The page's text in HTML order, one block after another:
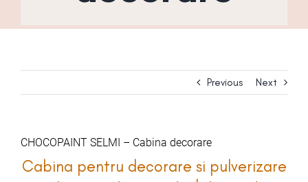
Previous Next
CHOCOPAINT SELMI – Cabina decorare
Cabina pentru decorare si pulverizare